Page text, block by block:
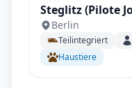
Steglitz (Pilote Joa T
und großen
uvm.
Berlin
Teilintegriert
Haustiere